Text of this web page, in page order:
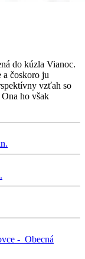
do kúzla Vianoc.
a čoskoro ju
vzťah so
ho však
- Obecná